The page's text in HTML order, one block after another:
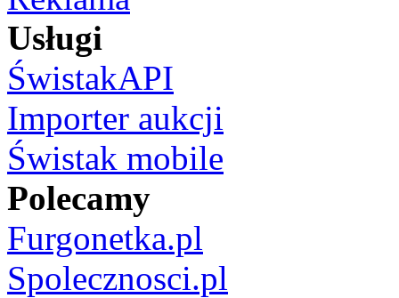
Usługi
ŚwistakAPI
Importer aukcji
Świstak mobile
Polecamy
Furgonetka.pl
Spolecznosci.pl